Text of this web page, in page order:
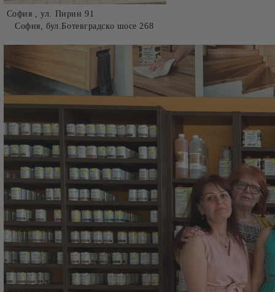
София , ул. Пирин 91
София, бул.Ботевградско шосе 268